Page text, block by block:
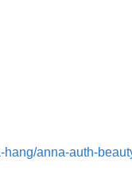
hang/anna-auth-